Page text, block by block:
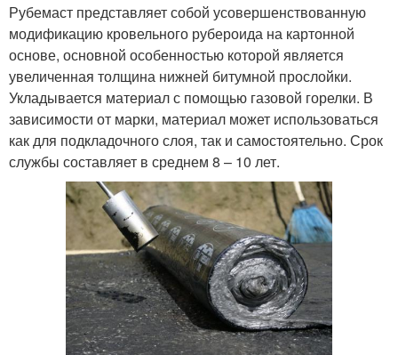
Рубемаст представляет собой усовершенствованную
модификацию кровельного рубероида на картонной
основе, основной особенностью которой является
увеличенная толщина нижней битумной прослойки.
Укладывается материал с помощью газовой горелки. В
зависимости от марки, материал может использоваться
как для подкладочного слоя, так и самостоятельно. Срок
службы составляет в среднем 8 – 10 лет.